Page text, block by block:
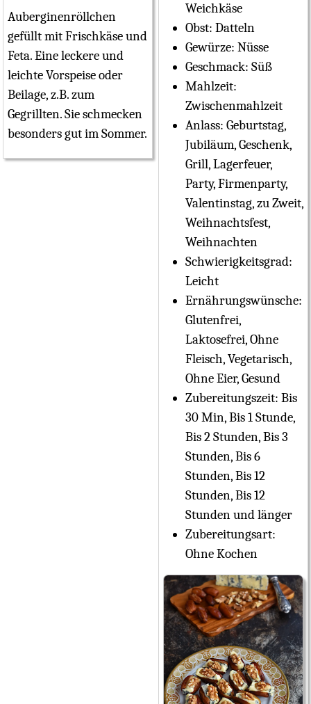
Auberginenröllchen
gefüllt mit Frischkäse und
Feta. Eine leckere und
leichte Vorspeise oder
Beilage, z.B. zum
Gegrillten. Sie schmecken
besonders gut im Sommer.
Weichkäse
Obst: Datteln
Gewürze: Nüsse
Geschmack: Süß
Mahlzeit:
Zwischenmahlzeit
Anlass: Geburtstag,
Jubiläum, Geschenk,
Grill, Lagerfeuer,
Party, Firmenparty,
Valentinstag, zu Zweit,
Weihnachtsfest,
Weihnachten
Schwierigkeitsgrad:
Leicht
Ernährungswünsche:
Glutenfrei,
Laktosefrei, Ohne
Fleisch, Vegetarisch,
Ohne Eier, Gesund
Zubereitungszeit: Bis
30 Min, Bis 1 Stunde,
Bis 2 Stunden, Bis 3
Stunden, Bis 6
Stunden, Bis 12
Stunden, Bis 12
Stunden und länger
Zubereitungsart:
Ohne Kochen